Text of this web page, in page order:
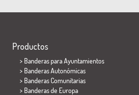
Productos
> Banderas para Ayuntamientos
> Banderas Autonómicas
> Banderas Comunitarias
> Banderas de Europa